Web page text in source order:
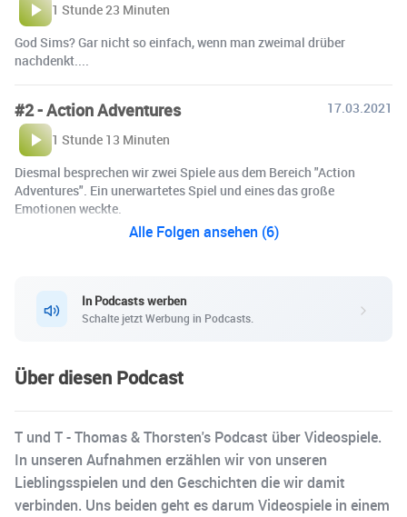
1 Stunde 23 Minuten
God Sims? Gar nicht so einfach, wenn man zweimal drüber
nachdenkt....
#2 - Action Adventures
17.03.2021
1 Stunde 13 Minuten
Diesmal besprechen wir zwei Spiele aus dem Bereich "Action
Adventures". Ein unerwartetes Spiel und eines das große
Emotionen weckte.
Alle Folgen ansehen (6)
In Podcasts werben
Schalte jetzt Werbung in Podcasts.
Über diesen Podcast
T und T - Thomas & Thorsten's Podcast über Videospiele.
In unseren Aufnahmen erzählen wir von unseren
Lieblingsspielen und den Geschichten die wir damit
verbinden. Uns beiden geht es darum Videospiele in einem